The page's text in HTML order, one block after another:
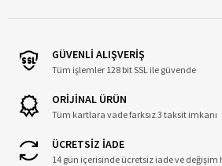
GÜVENLİ ALIŞVERİŞ
Tüm işlemler 128 bit SSL ile güvende
ORİJİNAL ÜRÜN
Tüm kartlara vade farksız 3 taksit imkanı
ÜCRETSİZ İADE
14 gün içerisinde ücretsiz iade ve değişim